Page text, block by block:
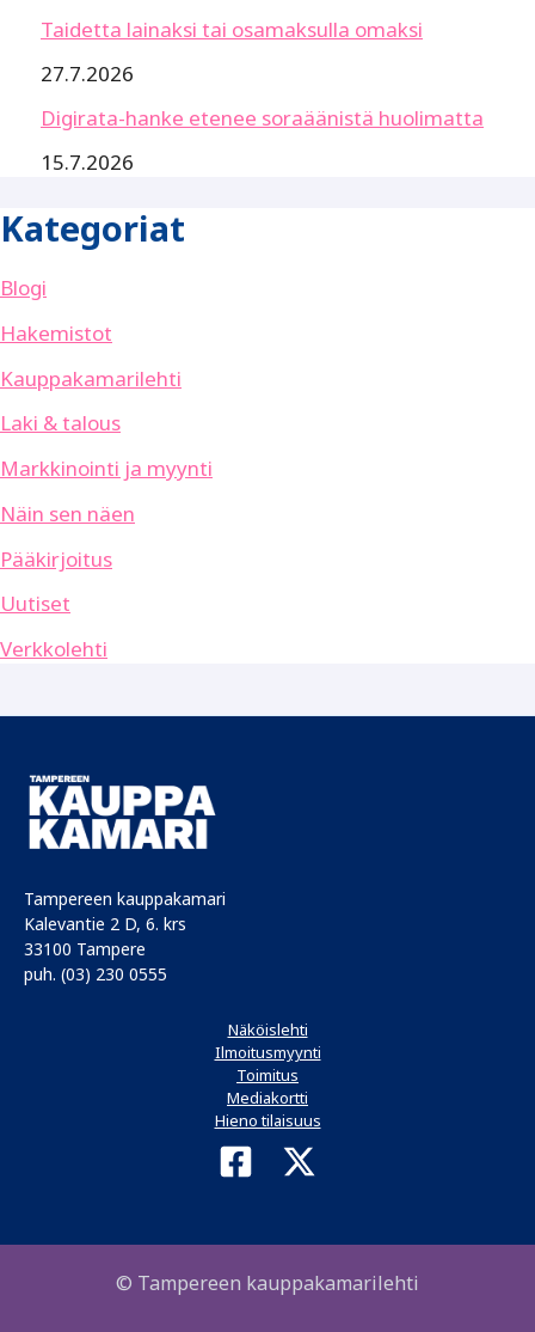
Taidetta lainaksi tai osamaksulla omaksi
27.7.2026
Digirata-hanke etenee soraäänistä huolimatta
15.7.2026
Kategoriat
Blogi
Hakemistot
Kauppakamarilehti
Laki & talous
Markkinointi ja myynti
Näin sen näen
Pääkirjoitus
Uutiset
Verkkolehti
Tampereen kauppakamari
Kalevantie 2 D, 6. krs
33100 Tampere
puh. (03) 230 0555
Näköislehti
Ilmoitusmyynti
Toimitus
Mediakortti
Hieno tilaisuus
© Tampereen kauppakamarilehti